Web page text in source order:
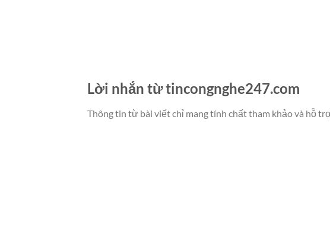
Lời nhắn từ tincongnghe247.com
Thông tin từ bài viết chỉ mang tính chất tham khảo và hỗ